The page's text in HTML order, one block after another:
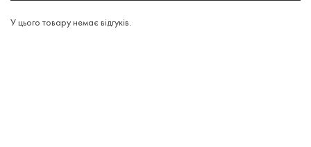
У цього товару немає відгуків.